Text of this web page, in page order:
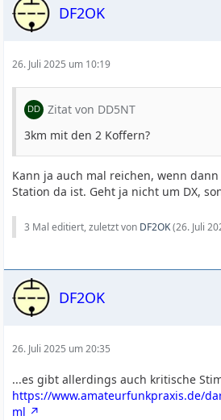
DF2OK
26. Juli 2025 um 10:19
Zitat von DD5NT
3km mit den 2 Koffern?
Kann ja auch mal reichen, wenn dann
Station da ist. Geht ja nicht um DX,
3 Mal editiert, zuletzt von DF2OK(26. Juli
DF2OK
26. Juli 2025 um 20:35
...es gibt allerdings auch kritische
https://www.amateurfunkpraxis.de/
ml